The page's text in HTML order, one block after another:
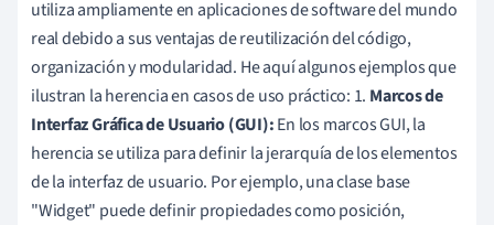
utiliza ampliamente en aplicaciones de software del mundo
real debido a sus ventajas de reutilización del código,
organización y modularidad. He aquí algunos ejemplos que
ilustran la herencia en casos de uso práctico: 1. Marcos de
Interfaz Gráfica de Usuario (GUI):En los marcos GUI, la
herencia se utiliza para definir la jerarquía de los elementos
de la interfaz de usuario. Por ejemplo, una clase base
"Widget" puede definir propiedades como posición,